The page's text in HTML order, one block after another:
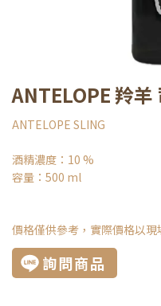
ANTELOPE 羚羊
ANTELOPE SLING
酒精濃度：10 %
容量：500 ml
價格僅供參考，實際價格以現
詢問商品